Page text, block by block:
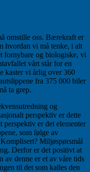
omstille oss. Bærekraft er
hvordan vi må tenke, i alt
fornybare og biologiske, vi
vårt står for en
kaster vi årlig over 360
fra 375 000 biler
ta grep.
og
perspektiv er dette
er det elementer
som følge av
Miljøspørsmål
Derfor er det positivt at
av denne er et av våre tids
til det som kalles den